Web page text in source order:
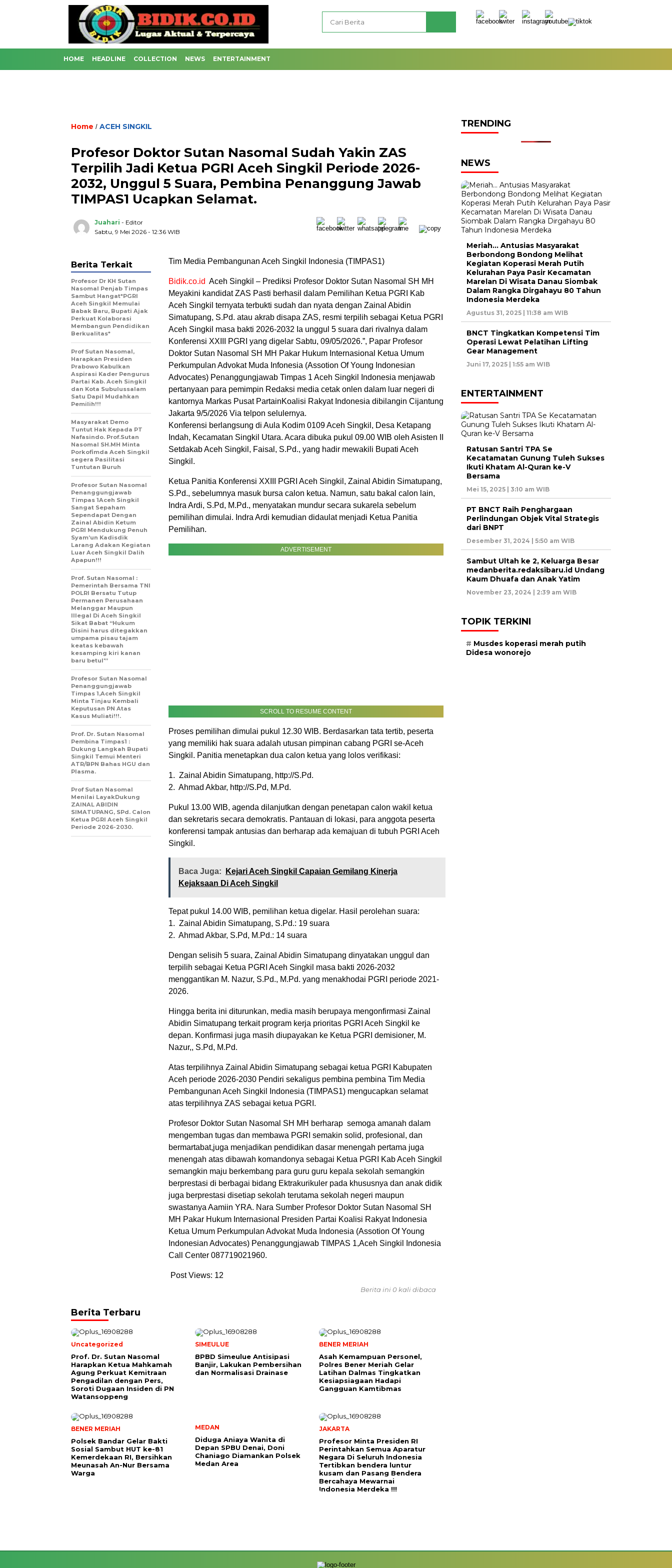
HOME HEADLINE COLLECTION NEWS ENTERTAINMENT
Home / ACEH SINGKIL
Profesor Doktor Sutan Nasomal Sudah Yakin ZAS
Terpilih Jadi Ketua PGRI Aceh Singkil Periode 2026-
2032, Unggul 5 Suara, Pembina Penanggung Jawab
TIMPAS1 Ucapkan Selamat.
Juahari - Editor
Sabtu, 9 Mei 2026 - 12:36 WIB
Tim Media Pembangunan Aceh Singkil Indonesia (TIMPAS1)
Bidik.co.id Aceh Singkil – Prediksi Profesor Doktor Sutan Nasomal SH MH
Meyakini kandidat ZAS Pasti berhasil dalam Pemilihan Ketua PGRI Kab
Aceh Singkil ternyata terbukti sudah dan nyata dengan Zainal Abidin
Simatupang, S.Pd. atau akrab disapa ZAS, resmi terpilih sebagai Ketua PGRI
Aceh Singkil masa bakti 2026-2032 Ia unggul 5 suara dari rivalnya dalam
Konferensi XXIII PGRI yang digelar Sabtu, 09/05/2026.”, Papar Profesor
Doktor Sutan Nasomal SH MH Pakar Hukum Internasional Ketua Umum
Perkumpulan Advokat Muda Infonesia (Assotion Of Young Indonesian
Advocates) Penanggungjawab Timpas 1 Aceh Singkil Indonesia menjawab
pertanyaan para pemimpin Redaksi media cetak onlen dalam luar negeri di
kantornya Markas Pusat PartainKoalisi Rakyat Indonesia dibilangin Cijantung
Jakarta 9/5/2026 Via telpon selulernya.
Konferensi berlangsung di Aula Kodim 0109 Aceh Singkil, Desa Ketapang
Indah, Kecamatan Singkil Utara. Acara dibuka pukul 09.00 WIB oleh Asisten II
Setdakab Aceh Singkil, Faisal, S.Pd., yang hadir mewakili Bupati Aceh
Singkil.
Ketua Panitia Konferensi XXIII PGRI Aceh Singkil, Zainal Abidin Simatupang,
S.Pd., sebelumnya masuk bursa calon ketua. Namun, satu bakal calon lain,
Indra Ardi, S.Pd, M.Pd., menyatakan mundur secara sukarela sebelum
pemilihan dimulai. Indra Ardi kemudian didaulat menjadi Ketua Panitia
Pemilihan.
ADVERTISEMENT
SCROLL TO RESUME CONTENT
Proses pemilihan dimulai pukul 12.30 WIB. Berdasarkan tata tertib, peserta
yang memiliki hak suara adalah utusan pimpinan cabang PGRI se-Aceh
Singkil. Panitia menetapkan dua calon ketua yang lolos verifikasi:
1. Zainal Abidin Simatupang, http://S.Pd.
2. Ahmad Akbar, http://S.Pd, M.Pd.
Pukul 13.00 WIB, agenda dilanjutkan dengan penetapan calon wakil ketua
dan sekretaris secara demokratis. Pantauan di lokasi, para anggota peserta
konferensi tampak antusias dan berharap ada kemajuan di tubuh PGRI Aceh
Singkil.
Baca Juga:
Kejari Aceh Singkil Capaian Gemilang Kinerja
Kejaksaan Di Aceh Singkil
Tepat pukul 14.00 WIB, pemilihan ketua digelar. Hasil perolehan suara:
1. Zainal Abidin Simatupang, S.Pd.: 19 suara
2. Ahmad Akbar, S.Pd, M.Pd.: 14 suara
Dengan selisih 5 suara, Zainal Abidin Simatupang dinyatakan unggul dan
terpilih sebagai Ketua PGRI Aceh Singkil masa bakti 2026-2032
menggantikan M. Nazur, S.Pd., M.Pd. yang menakhodai PGRI periode 2021-
2026.
Hingga berita ini diturunkan, media masih berupaya mengonfirmasi Zainal
Abidin Simatupang terkait program kerja prioritas PGRI Aceh Singkil ke
depan. Konfirmasi juga masih diupayakan ke Ketua PGRI demisioner, M.
Nazur,, S.Pd, M.Pd.
Atas terpilihnya Zainal Abidin Simatupang sebagai ketua PGRI Kabupaten
Aceh periode 2026-2030 Pendiri sekaligus pembina pembina Tim Media
Pembangunan Aceh Singkil Indonesia (TIMPAS1) mengucapkan selamat
atas terpilihnya ZAS sebagai ketua PGRI.
Profesor Doktor Sutan Nasomal SH MH berharap semoga amanah dalam
mengemban tugas dan membawa PGRI semakin solid, profesional, dan
bermartabat,juga menjadikan pendidikan dasar menengah pertama juga
menengah atas dibawah komandonya sebagai Ketua PGRI Kab Aceh Singkil
semangkin maju berkembang para guru guru kepala sekolah semangkin
berprestasi di berbagai bidang Ektrakurikuler pada khususnya dan anak didik
juga berprestasi disetiap sekolah terutama sekolah negeri maupun
swastanya Aamiin YRA. Nara Sumber Profesor Doktor Sutan Nasomal SH
MH Pakar Hukum Internasional Presiden Partai Koalisi Rakyat Indonesia
Ketua Umum Perkumpulan Advokat Muda Indonesia (Assotion Of Young
Indonesian Advocates) Penanggungjawab TIMPAS 1,Aceh Singkil Indonesia
Call Center 087719021960.
Post Views: 12
Berita Terkait
Profesor Dr KH Sutan
Nasomal Penjab Timpas
Sambut Hangat*PGRI
Aceh Singkil Memulai
Babak Baru, Bupati Ajak
Perkuat Kolaborasi
Membangun Pendidikan
Berkualitas*
Prof Sutan Nasomal,
Harapkan Presiden
Prabowo Kabulkan
Aspirasi Kader Pengurus
Partai Kab. Aceh Singkil
dan Kota Subulussalam
Satu Dapil Mudahkan
Pemilih!!!
Masyarakat Demo
Tuntut Hak Kepada PT
Nafasindo. Prof.Sutan
Nasomal SH.MH Minta
Porkofimda Aceh Singkil
segera Pasilitasi
Tuntutan Buruh
Profesor Sutan Nasomal
Penanggungjawab
Timpas 1Aceh Singkil
Sangat Sepaham
Sependapat Dengan
Zainal Abidin Ketum
PGRI Mendukung Penuh
Syam’un Kadisdik
Larang Adakan Kegiatan
Luar Aceh Singkil Dalih
Apapun!!!
Prof. Sutan Nasomal :
Pemerintah Bersama TNI
POLRI Bersatu Tutup
Permanen Perusahaan
Melanggar Maupun
Illegal Di Aceh Singkil
Sikat Babat “Hukum
Disini harus ditegakkan
umpama pisau tajam
keatas kebawah
kesamping kiri kanan
baru betul'”
Profesor Sutan Nasomal
Penanggungjawab
Timpas 1,Aceh Singkil
Minta Tinjau Kembali
Keputusan PN Atas
Kasus Muliati!!!.
Prof. Dr. Sutan Nasomal
Pembina Timpas1 :
Dukung Langkah Bupati
Singkil Temui Menteri
ATR/BPN Bahas HGU dan
Plasma.
Prof Sutan Nasomal
Menilai LayakDukung
ZAINAL ABIDIN
SIMATUPANG, SPd. Calon
Ketua PGRI Aceh Singkil
Periode 2026-2030.
Berita ini 0 kali dibaca
Berita Terbaru
Uncategorized
Prof. Dr. Sutan Nasomal
Harapkan Ketua Mahkamah
Agung Perkuat Kemitraan
Pengadilan dengan Pers,
Soroti Dugaan Insiden di PN
Watansoppeng
SIMEULUE
BPBD Simeulue Antisipasi
Banjir, Lakukan Pembersihan
dan Normalisasi Drainase
BENER MERIAH
Asah Kemampuan Personel,
Polres Bener Meriah Gelar
Latihan Dalmas Tingkatkan
Kesiapsiagaan Hadapi
Gangguan Kamtibmas
BENER MERIAH
Polsek Bandar Gelar Bakti
Sosial Sambut HUT ke-81
Kemerdekaan RI, Bersihkan
Meunasah An-Nur Bersama
Warga
MEDAN
Diduga Aniaya Wanita di
Depan SPBU Denai, Doni
Chaniago Diamankan Polsek
Medan Area
JAKARTA
Profesor Minta Presiden RI
Perintahkan Semua Aparatur
Negara Di Seluruh Indonesia
Tertibkan bendera luntur
kusam dan Pasang Bendera
Bercahaya Mewarnai
Indonesia Merdeka !!!
TRENDING
NEWS
Meriah… Antusias Masyarakat
Berbondong Bondong Melihat
Kegiatan Koperasi Merah Putih
Kelurahan Paya Pasir Kecamatan
Marelan Di Wisata Danau Siombak
Dalam Rangka Dirgahayu 80 Tahun
Indonesia Merdeka
Agustus 31, 2025 | 11:38 am WIB
BNCT Tingkatkan Kompetensi Tim
Operasi Lewat Pelatihan Lifting
Gear Management
Juni 17, 2025 | 1:55 am WIB
ENTERTAINMENT
Ratusan Santri TPA Se
Kecatamatan Gunung Tuleh Sukses
Ikuti Khatam Al-Quran ke-V
Bersama
Mei 15, 2025 | 3:10 am WIB
PT BNCT Raih Penghargaan
Perlindungan Objek Vital Strategis
dari BNPT
Desember 31, 2024 | 5:50 am WIB
Sambut Ultah ke 2, Keluarga Besar
medanberita.redaksibaru.id Undang
Kaum Dhuafa dan Anak Yatim
November 23, 2024 | 2:39 am WIB
TOPIK TERKINI
Musdes koperasi merah putih
Didesa wonorejo